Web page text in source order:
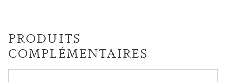
PRODUITS
COMPLÉMENTAIRES